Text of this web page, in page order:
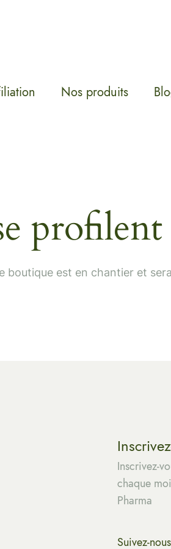
Nos produits
boutique est en chantier et
Inscrivez-
chaque
Pharma
Suivez-